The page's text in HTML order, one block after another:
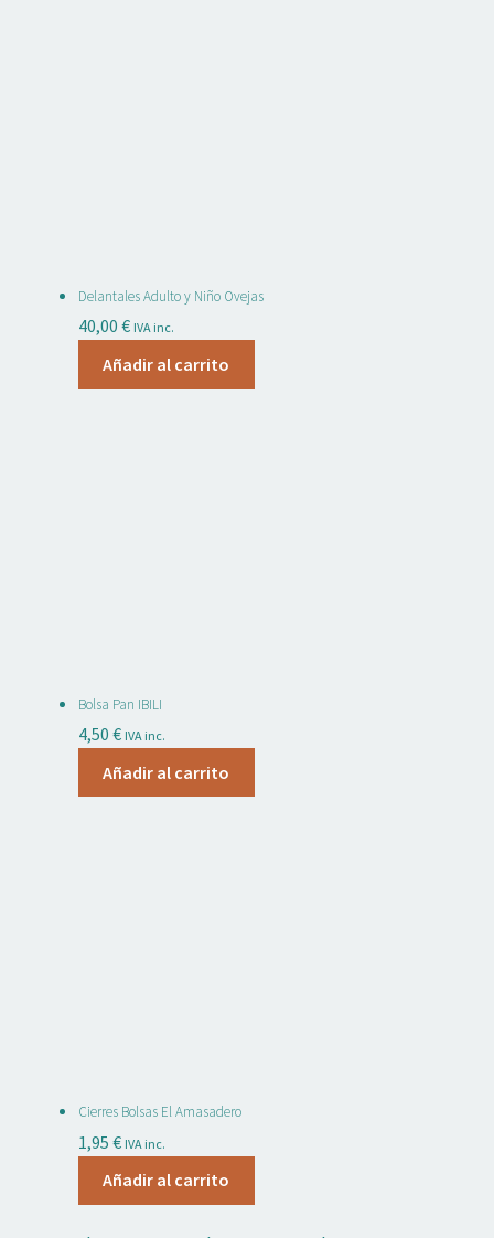
Delantales Adulto y Niño Ovejas
40,00 € IVA inc.
Añadir al carrito
Bolsa Pan IBILI
4,50 € IVA inc.
Añadir al carrito
Cierres Bolsas El Amasadero
1,95 € IVA inc.
Añadir al carrito